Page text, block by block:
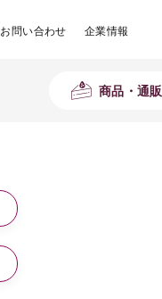
お問い合わせ 企業情報
商品・通販